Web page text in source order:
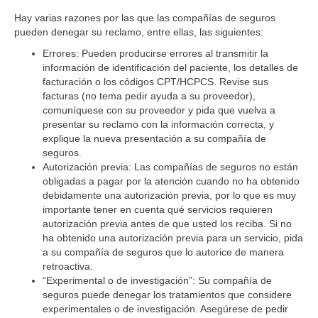
Hay varias razones por las que las compañías de seguros
pueden denegar su reclamo, entre ellas, las siguientes:
Errores: Pueden producirse errores al transmitir la
información de identificación del paciente, los detalles de
facturación o los códigos CPT/HCPCS. Revise sus
facturas (no tema pedir ayuda a su proveedor),
comuníquese con su proveedor y pida que vuelva a
presentar su reclamo con la información correcta, y
explique la nueva presentación a su compañía de
seguros.
Autorización previa: Las compañías de seguros no están
obligadas a pagar por la atención cuando no ha obtenido
debidamente una autorización previa, por lo que es muy
importante tener en cuenta qué servicios requieren
autorización previa antes de que usted los reciba. Si no
ha obtenido una autorización previa para un servicio, pida
a su compañía de seguros que lo autorice de manera
retroactiva.
“Experimental o de investigación”: Su compañía de
seguros puede denegar los tratamientos que considere
experimentales o de investigación. Asegúrese de pedir